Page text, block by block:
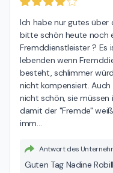
Ich habe nur gutes
bitte schön heute noch
Fremddienstleister ? Es
lebenden wenn
besteht, schlimmer
nicht kompensiert.
nicht schön, sie
damit der "Fremde"
imm…
Antwort des
Guten Tag Nadine